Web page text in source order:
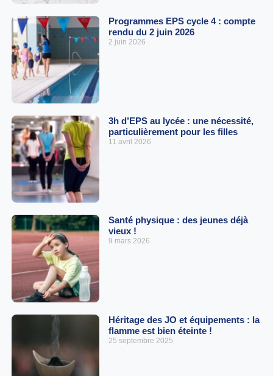
Programmes EPS cycle 4 : compte
rendu du 2 juin 2026
2 juin 2026
3h d’EPS au lycée : une nécessité,
particulièrement pour les filles
11 avril 2026
Santé physique : des jeunes déjà
vieux !
9 mars 2026
Héritage des JO et équipements : la
flamme est bien éteinte !
25 septembre 2025